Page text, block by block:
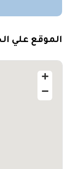
الموقع علي